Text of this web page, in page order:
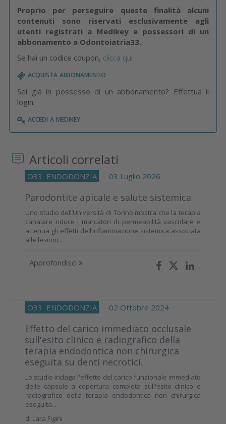
Proprio per perseguire queste finalità alcuni
contenuti sono riservati esclusivamente agli
utenti registrati a Medikey e possessori di un
abbonamento a Odontoiatria33.
Se hai un codice coupon, clicca qui
acquista abbonamento
Sei già in possesso di un abbonamento? Effettua il
login:
accedi a medikey
Articoli correlati
O33 ENDODONZIA 03 Luglio 2026
Parodontite apicale e salute sistemica
Uno studio dell’Università di Torino mostra che la terapia
canalare riduce i marcatori di permeabilità vascolare e
attenua gli effetti dell’infiammazione sistemica associata
alle lesioni...
Approfondisci
O33 ENDODONZIA 02 Ottobre 2024
Effetto del carico immediato occlusale
sull'esito clinico e radiografico della
terapia endodontica non chirurgica
eseguita su denti necrotici.
Lo studio indaga l'effetto del carico funzionale immediato
delle capsule a copertura completa sull'esito clinico e
radiografico della terapia endodontica non chirurgica
eseguita...
di Lara Figini